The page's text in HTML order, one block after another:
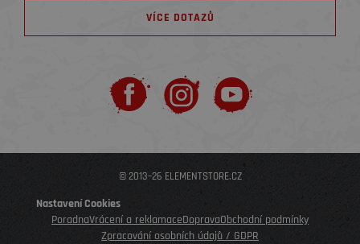
VÍCE DOTAZŮ
© 2013–26 ELEMENTSTORE.CZ
Nastavení Cookies
PoradnaVrácení a reklamaceDopravaObchodní podmínky
Zpracování osobních údajů / GDPR